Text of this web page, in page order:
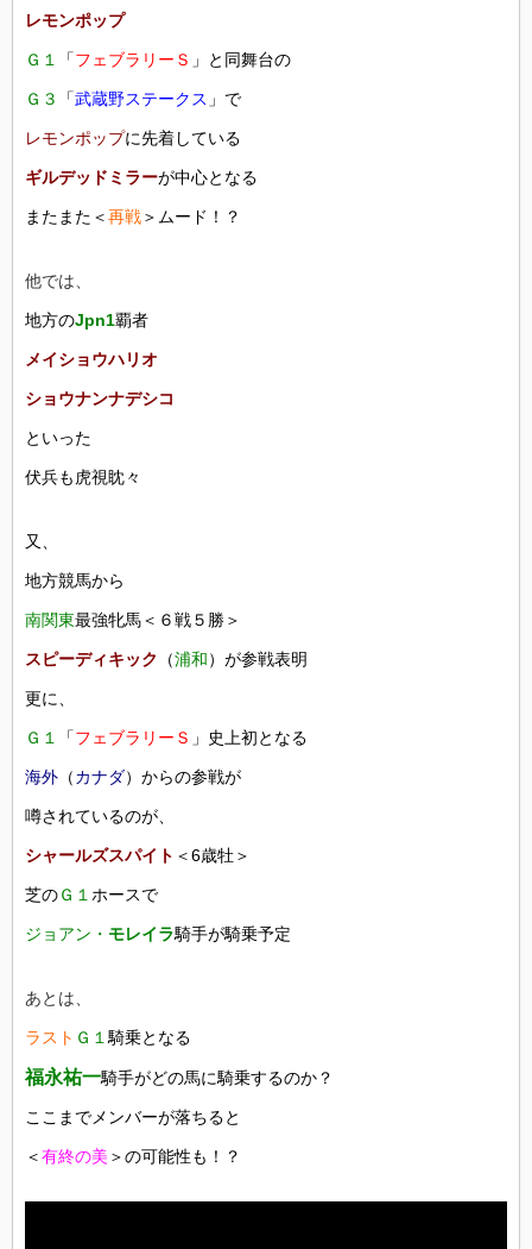
レモンポップ
Ｇ１ 「フェブラリーＳ 」と同舞台の
Ｇ３ 「武蔵野ステークス 」で
レモンポップに先着している
ギルデッドミラーが中心となる
またまた＜再戦＞ムード！？
他では、
地方のJpn1覇者
メイショウハリオ
ショウナンナデシコ
といった
伏兵も虎視眈々
又、
地方競馬から
南関東最強牝馬＜６戦５勝＞
スピーディキック （浦和）が参戦表明
更に、
Ｇ１ 「フェブラリーＳ 」史上初となる
海外 （カナダ）からの参戦が
噂されているのが、
シャールズスパイト ＜6歳牡＞
芝のＧ１ ホースで
ジョアン・ モレイラ騎手が騎乗予定
あとは、
ラスト Ｇ１ 騎乗となる
福永祐一騎手がどの馬に騎乗するのか？
ここまでメンバーが落ちると
＜有終の美 ＞の可能性も！？